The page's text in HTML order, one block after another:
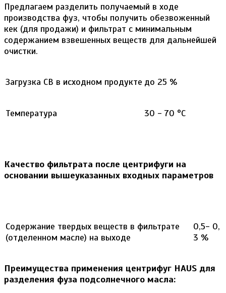
Предлагаем разделить получаемый в ходе
производства фуз, чтобы получить обезвоженный
кек (для продажи) и фильтрат с минимальным
содержанием взвешенных веществ для дальнейшей
очистки.
Загрузка СВ в исходном продукте до 25 %
Температура 30 - 70 °С
Качество фильтрата после центрифуги на
основании вышеуказанных входных параметров
Содержание твердых веществ в фильтрате
(отделенном масле) на выходе
0,5- 0,
3 %
Преимущества применения центрифуг HAUS для
разделения фуза подсолнечного масла: